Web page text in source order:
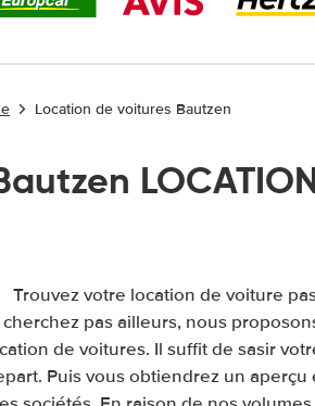
Location de voitures Bautzen
Trouvez votre location de voiture
cherchez pas ailleurs, nous
de voitures. Il suffit de sasir
Puis vous obtiendrez un